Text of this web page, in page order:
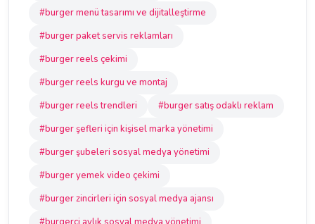
#burger menü tasarımı ve dijitalleştirme
#burger paket servis reklamları
#burger reels çekimi
#burger reels kurgu ve montaj
#burger reels trendleri
#burger satış odaklı reklam
#burger şefleri için kişisel marka yönetimi
#burger şubeleri sosyal medya yönetimi
#burger yemek video çekimi
#burger zincirleri için sosyal medya ajansı